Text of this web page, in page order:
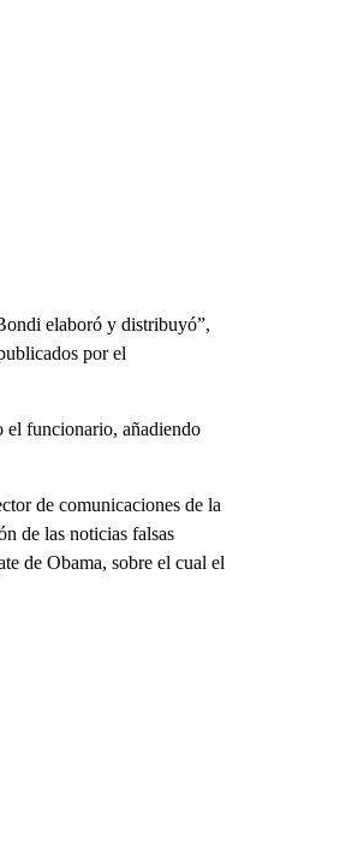
elaboró y distribuyó”,
por el
el funcionario, añadiendo
de comunicaciones de la
de las noticias falsas
de Obama, sobre el cual el